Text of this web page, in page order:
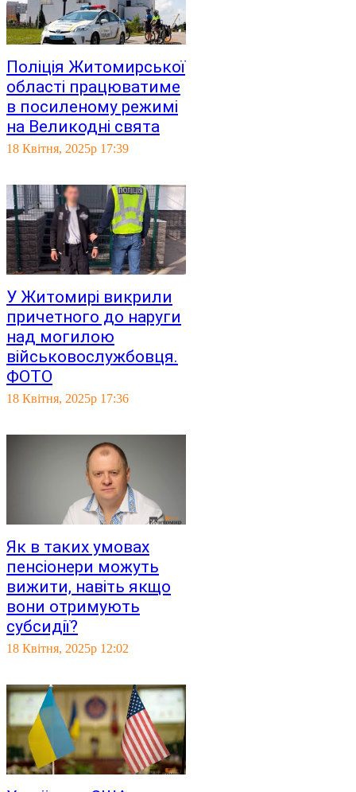
Поліція Житомирської
області працюватиме
в посиленому режимі
на Великодні свята
18 Квітня, 2025р 17:39
У Житомирі викрили
причетного до наруги
над могилою
військовослужбовця.
ФОТО
18 Квітня, 2025р 17:36
Як в таких умовах
пенсіонери можуть
вижити, навіть якщо
вони отримують
субсидії?
18 Квітня, 2025р 12:02